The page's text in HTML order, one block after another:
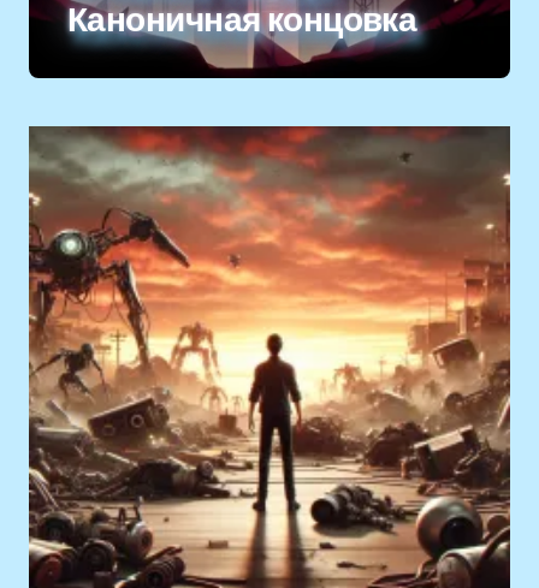
Каноничная концовка